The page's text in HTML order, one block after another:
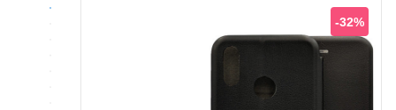
-32%